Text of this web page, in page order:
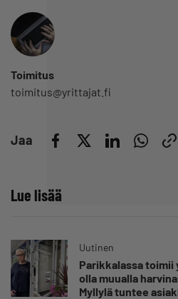
Toimitus
toimitus@yrittajat.fi
Jaa
Lue lisää
Uutinen
Parikkalassa toimii
olla muualla
Myllylä tuntee